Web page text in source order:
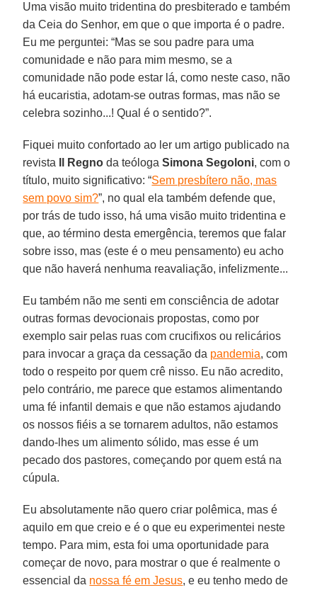
Uma visão muito tridentina do presbiterado e também
da Ceia do Senhor, em que o que importa é o padre.
Eu me perguntei: “Mas se sou padre para uma
comunidade e não para mim mesmo, se a
comunidade não pode estar lá, como neste caso, não
há eucaristia, adotam-se outras formas, mas não se
celebra sozinho...! Qual é o sentido?”.
Fiquei muito confortado ao ler um artigo publicado na
revista
Il Regno da teólogaSimona Segoloni, com o
título, muito significativo: “Sem presbítero não, mas
sem povo sim?”, no qual ela também defende que,
por trás de tudo isso, há uma visão muito tridentina e
que, ao término desta emergência, teremos que falar
sobre isso, mas (este é o meu pensamento) eu acho
que não haverá nenhuma reavaliação, infelizmente...
Eu também não me senti em consciência de adotar
outras formas devocionais propostas, como por
exemplo sair pelas ruas com crucifixos ou relicários
para invocar a graça da cessação da pandemia, com
todo o respeito por quem crê nisso. Eu não acredito,
pelo contrário, me parece que estamos alimentando
uma fé infantil demais e que não estamos ajudando
os nossos fiéis a se tornarem adultos, não estamos
dando-lhes um alimento sólido, mas esse é um
pecado dos pastores, começando por quem está na
cúpula.
Eu absolutamente não quero criar polêmica, mas é
aquilo em que creio e é o que eu experimentei neste
tempo. Para mim, esta foi uma oportunidade para
começar de novo, para mostrar o que é realmente o
essencial da nossa fé em Jesus, e eu tenho medo de